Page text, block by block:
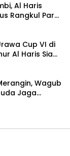
Al Haris
Rangkul Para
Cup VI di
Al Haris Siap
Wagub
Jaga